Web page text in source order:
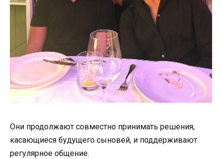
Они продолжают совместно принимать решения,
касающиеся будущего сыновей, и поддерживают
регулярное общение.